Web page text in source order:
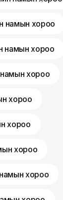
намын хороо
намын хороо
хороо
хороо
хороо
хороо
хороо